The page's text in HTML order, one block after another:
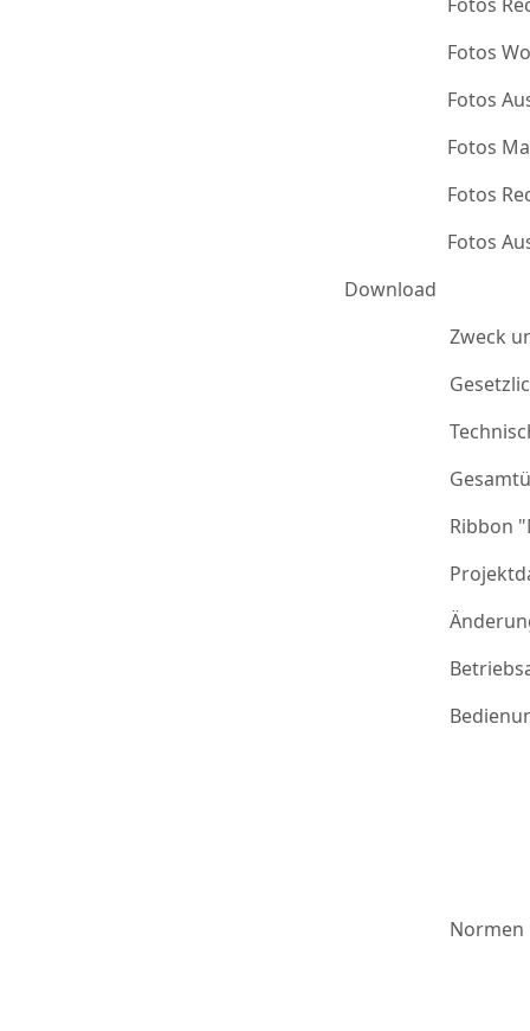
Fotos
Fotos
Fotos
Fotos
Fotos
Download
Zweck
Ribbon
Normen